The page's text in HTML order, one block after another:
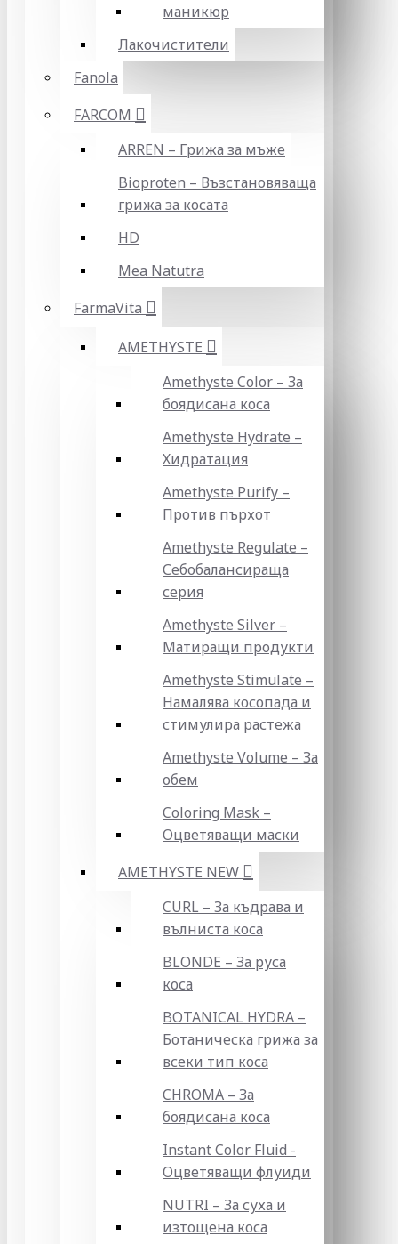
маникюр
Лакочистители
Fanola
FARCOM
ARREN – Грижа за мъже
Bioproten – Възстановяваща
грижа за косата
HD
Mea Natutra
FarmaVita
AMETHYSTE
Amethyste Color – За
боядисана коса
Amethyste Hydrate –
Хидратация
Amethyste Purify –
Против пърхот
Amethyste Regulate –
Себобалансираща
серия
Amethyste Silver –
Матиращи продукти
Amethyste Stimulate –
Намалява косопада и
стимулира растежа
Amethyste Volume – За
обем
Coloring Mask –
Оцветяващи маски
AMETHYSTE NEW
CURL – За къдрава и
вълниста коса
BLONDE – За руса
коса
BOTANICAL HYDRA –
Ботаническа грижа за
всеки тип коса
CHROMA – За
боядисана коса
Instant Color Fluid -
Оцветяващи флуиди
NUTRI – За суха и
изтощена коса